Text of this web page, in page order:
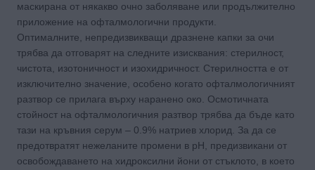
маскирана от някакво очно заболяване или продължително
приложение на офталмологични продукти.
Оптималните, непредизвикващи дразнене капки за очи
трябва да отговарят на следните изисквания: стерилност,
чистота, изотоничност и изохидричност. Стерилността е от
изключително значение, особено когато офталмологичният
разтвор се прилага върху наранено око. Осмотичната
стойност на офталмологичния разтвор трябва да бъде като
тази на кръвния серум – 0.9% натриев хлорид. За да се
предотвратят нежеланите промени в рН, предизвикани от
освобождаването на хидроксилни йони от стъклото, в което